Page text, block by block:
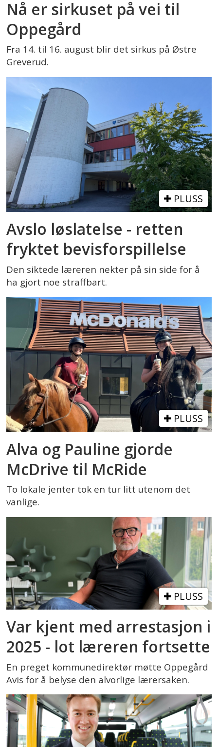
Nå er sirkuset på vei til
Oppegård
Fra 14. til 16. august blir det sirkus på Østre
Greverud.
PLUSS
Avslo løslatelse - retten
fryktet bevisforspillelse
Den siktede læreren nekter på sin side for å
ha gjort noe straffbart.
PLUSS
Alva og Pauline gjorde
McDrive til McRide
To lokale jenter tok en tur litt utenom det
vanlige.
PLUSS
Var kjent med arrestasjon i
2025 - lot læreren fortsette
En preget kommunedirektør møtte Oppegård
Avis for å belyse den alvorlige lærersaken.